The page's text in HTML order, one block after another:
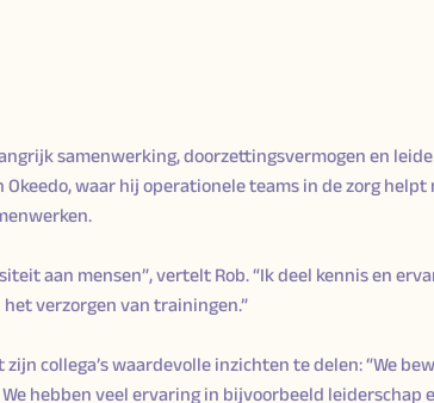
samenwerking, doorzettingsvermogen en
waar hij operationele teams in de zorg helpt
aan mensen”, vertelt Rob. “Ik deel kennis en
verzorgen van trainingen.”
collega’s waardevolle inzichten te delen: “We
hebben veel ervaring in bijvoorbeeld leiderschap